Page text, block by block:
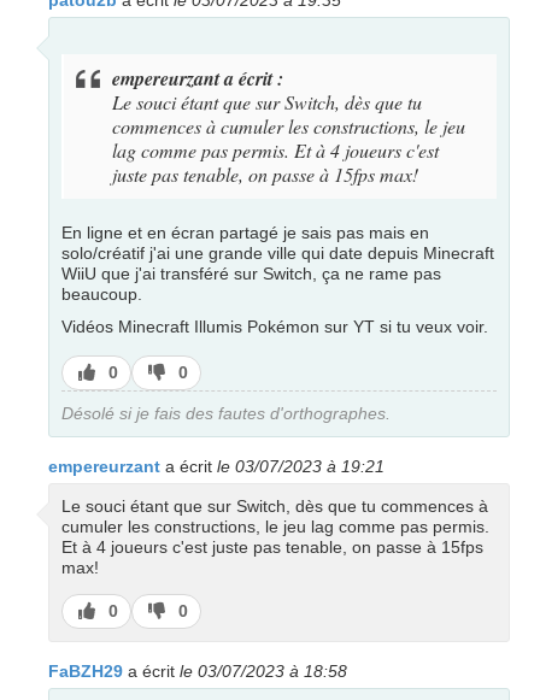
empereurzant a écrit :
Le souci étant que sur Switch, dès que tu
commences à cumuler les constructions, le jeu
lag comme pas permis. Et à 4 joueurs c'est
juste pas tenable, on passe à 15fps max!
En ligne et en écran partagé je sais pas mais en
solo/créatif j'ai une grande ville qui date depuis Minecraft
WiiU que j'ai transféré sur Switch, ça ne rame pas
beaucoup.
Vidéos Minecraft Illumis Pokémon sur YT si tu veux voir.
J’aime
0
J’aime
pas
0
Désolé si je fais des fautes d'orthographes.
empereurzant a écrit le 03/07/2023 à 19:21
Le souci étant que sur Switch, dès que tu commences à
cumuler les constructions, le jeu lag comme pas permis.
Et à 4 joueurs c'est juste pas tenable, on passe à 15fps
max!
J’aime
0
J’aime
pas
0
FaBZH29 a écrit le 03/07/2023 à 18:58